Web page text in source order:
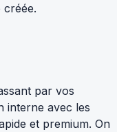
créée.
par vos
interne avec les
et premium. On